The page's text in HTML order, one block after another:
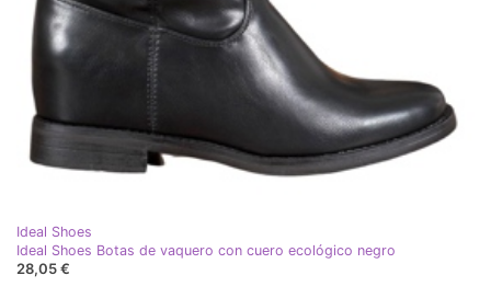
Ideal Shoes
Ideal Shoes Botas de vaquero con cuero ecológico negro
28,05 €